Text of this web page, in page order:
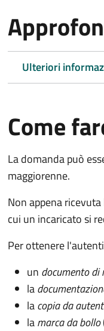
Ulteriori
Come
La domanda può
maggiorenne.
Non appena
cui un incaricato si
Per ottenere
un documento di
la
lacopia da
lamarca da bollo